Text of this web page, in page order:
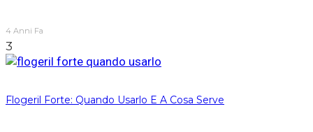
4 Anni Fa
3
Flogeril Forte: Quando Usarlo E A Cosa Serve